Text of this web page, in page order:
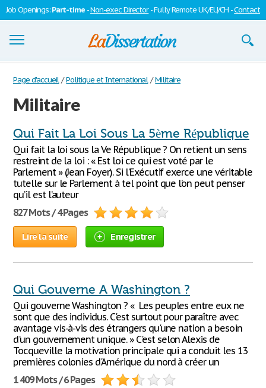
Job Openings:Part-time -Non-exec Director- Fully Remote UK/EU/CH -Contact
Dissertations
S'inscrire
Se connecter
Contactez-nous
Page d'accueil / Politique et International / Militaire
Militaire
Qui Fait La Loi Sous La 5ème République
Qui fait la loi sous la Ve République ? On retient un sens
restreint de la loi : « Est loi ce qui est voté par le
Parlement » (Jean Foyer). Si l’Exécutif exerce une véritable
tutelle sur le Parlement à tel point que l’on peut penser
qu’il est l’auteur
827 Mots / 4 Pages
Lire la suite Enregistrer
Qui Gouverne A Washington ?
Qui gouverne Washington ? « Les peuples entre eux ne
sont que des individus. C'est surtout pour paraître avec
avantage vis-à-vis des étrangers qu'une nation a besoin
d'un gouvernement unique. » C'est selon Alexis de
Tocqueville la motivation principale qui a conduit les 13
premières colonies d'Amérique du nord à créer un
1 409 Mots / 6 Pages